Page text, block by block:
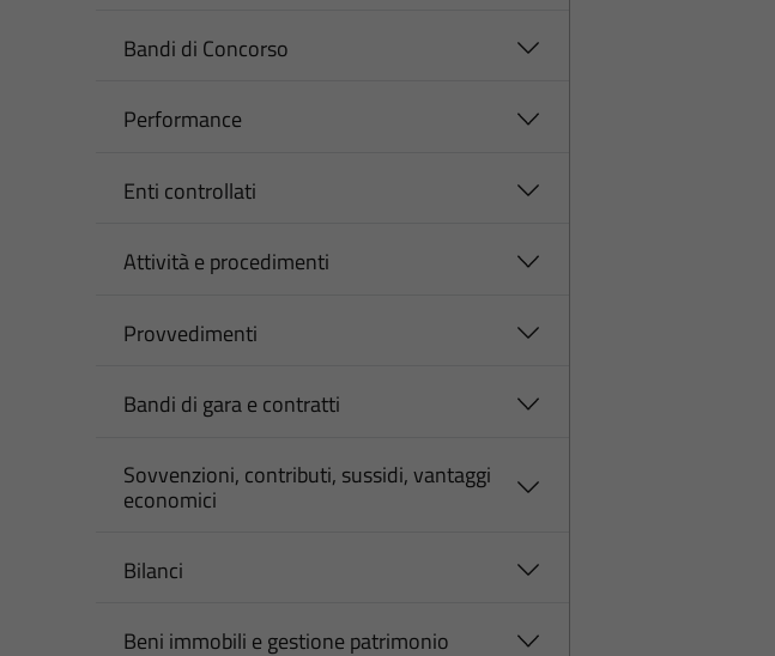
Bandi di Concorso
Performance
Enti controllati
Attività e procedimenti
Provvedimenti
Bandi di gara e contratti
Sovvenzioni, contributi, sussidi, vantaggi
economici
Bilanci
Beni immobili e gestione patrimonio